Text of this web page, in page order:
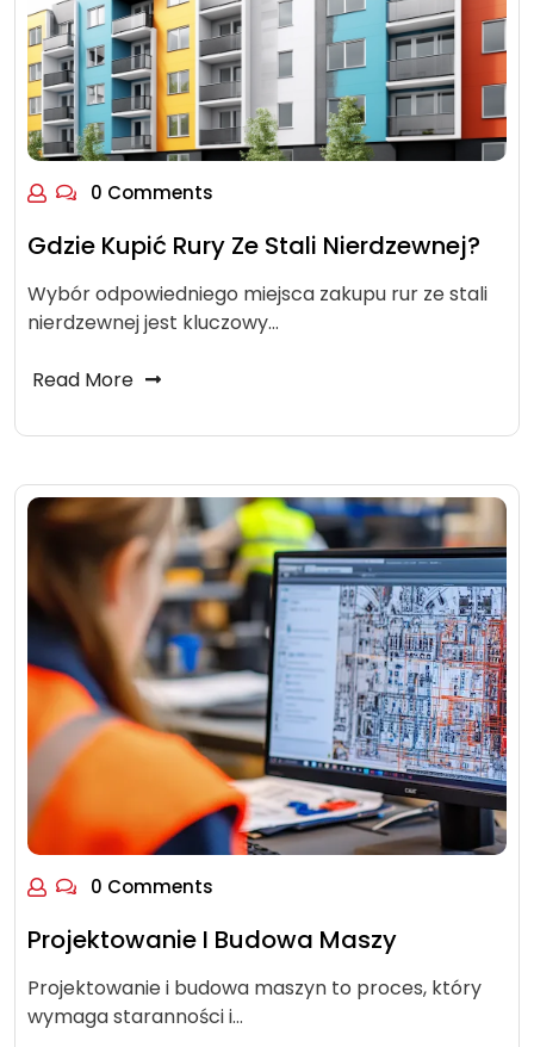
0 Comments
Gdzie Kupić Rury Ze Stali Nierdzewnej?
Wybór odpowiedniego miejsca zakupu rur ze stali
nierdzewnej jest kluczowy…
Read More
0 Comments
Projektowanie I Budowa Maszy
Projektowanie i budowa maszyn to proces, który
wymaga staranności i…